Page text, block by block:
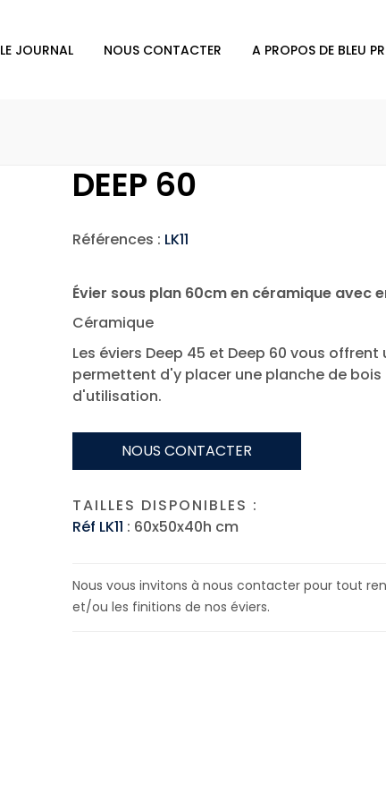
LE JOURNAL NOUS CONTACTER A PROPOS DE BLEU
DEEP 60
Références : LK11
Évier sous plan 60cm en céramique avec
Céramique
Les éviers Deep 45 et Deep 60 vous
permettent d'y placer une planche de
d'utilisation.
NOUS CONTACTER
TAILLES DISPONIBLES :
Réf LK11 : 60x50x40h cm
Nous vous invitons à nous contacter pour tout
et/ou les finitions de nos éviers.